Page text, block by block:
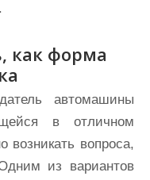
как форма
автомашины
в отличном
возникать вопроса,
из вариантов